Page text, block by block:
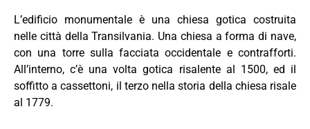
L’edificio monumentale è una chiesa gotica costruita
nelle città della Transilvania. Una chiesa a forma di nave,
con una torre sulla facciata occidentale e contrafforti.
All’interno, c’è una volta gotica risalente al 1500, ed il
soffitto a cassettoni, il terzo nella storia della chiesa risale
al 1779.